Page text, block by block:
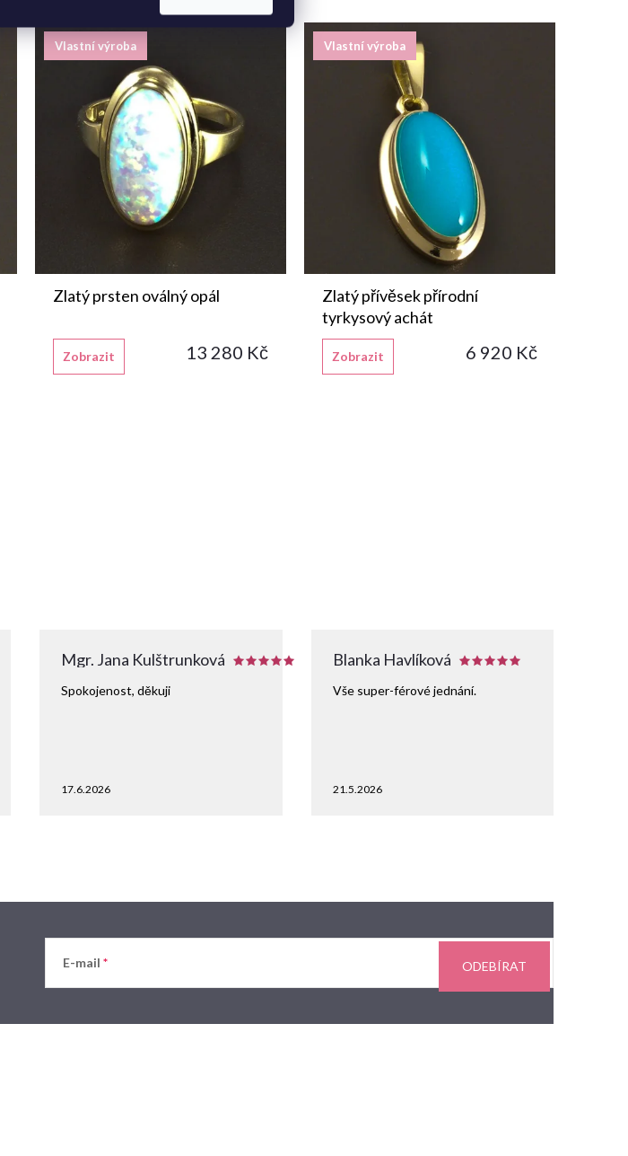
Vlastní výroba
Zlatý prsten oválný opál
13 280 Kč
Zobrazit
Vlastní výroba
Zlatý přívěsek přírodní
tyrkysový achát
6 920 Kč
Zobrazit
Mgr. Jana Kulštrunková
17.6.2026
Spokojenost, děkuji
Blanka Havlíková
21.5.2026
Vše super-férové jednání.
E-mail ODEBÍRAT